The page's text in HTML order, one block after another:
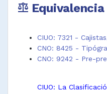
balance Equivalencia
CIUO: 7321 -
CNO: 8425 -
CNO: 9242 - Pre-
CIUO: La